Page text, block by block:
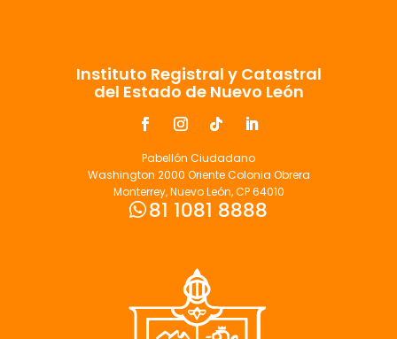
Instituto Registral y Catastral
del Estado de Nuevo León
Pabellón Ciudadano
Washington 2000 Oriente Colonia Obrera
Monterrey, Nuevo León, CP 64010
81 1081 8888